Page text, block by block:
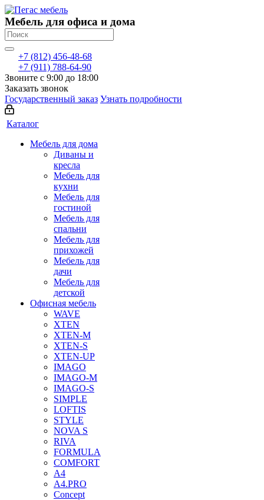
Мебель для офиса и дома
+7 (812) 456-48-68
+7 (911) 788-64-90
Звоните с 9:00 до 18:00
Заказать звонок
Государственный заказ Узнать подробности
Каталог
Мебель для дома
Диваны и
кресла
Мебель для
кухни
Мебель для
гостиной
Мебель для
спальни
Мебель для
прихожей
Мебель для
дачи
Мебель для
детской
Офисная мебель
WAVE
XTEN
XTEN-M
XTEN-S
XTEN-UP
IMAGO
IMAGO-M
IMAGO-S
SIMPLE
LOFTIS
STYLE
NOVA S
RIVA
FORMULA
COMFORT
A4
A4.PRO
Concept